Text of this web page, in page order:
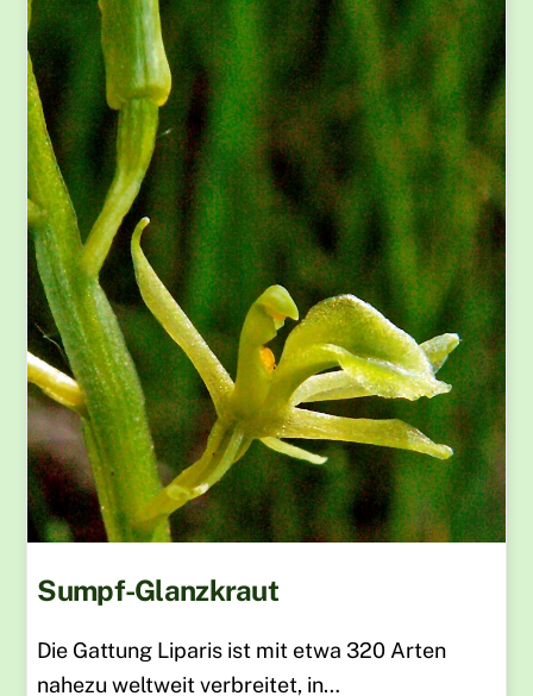
Sumpf-Glanzkraut
Die Gattung Liparis ist mit etwa 320 Arten
nahezu weltweit verbreitet, in…